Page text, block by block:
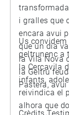
i gralles que
encara avui
que un dia
la Vila Nova
la Geltrú
Pastera,
Us
geltrunenc a
la Cercavila
infants,
reivindica el
alhora que